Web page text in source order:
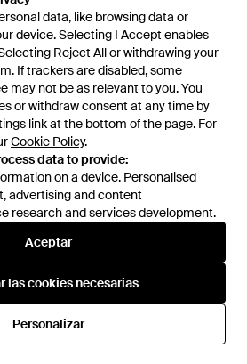
data, like browsing data or
device. Selecting I Accept enables
Reject All or withdrawing your
If trackers are disabled, some
may not be as relevant to you. You
or withdraw consent at any time by
link at the bottom of the page. For
Cookie Policy.
data to provide:
on a device. Personalised
advertising and content
research and services development.
Aceptar
las cookies necesarias
Personalizar
en:Miinto